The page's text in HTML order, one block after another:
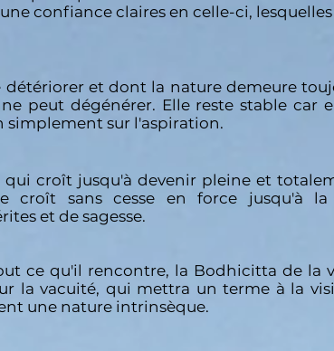
confiance claires en celle-ci,
détériorer et dont la nature demeure
peut dégénérer. Elle reste stable car
sur l'aspiration.
qui croît jusqu'à devenir pleine et
croît sans cesse en force jusqu'à
et de sagesse.
ce qu'il rencontre, la Bodhicitta de la
la vacuité, qui mettra un terme à la
une nature intrinsèque.